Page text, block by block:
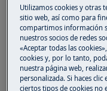
Antes de
mantenimiento,
desconecte el
Utilizamos cookies y otras
sitio web, así como para
compartimos información
nuestros socios de redes
«Aceptar todas las
cookies y, por lo tanto,
nuestra página web,
personalizada. Si haces
ciertos tipos de cookies no